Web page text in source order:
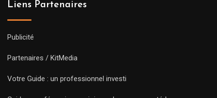
Liens Partenaires
Publicité
Partenaires / KitMedia
Votre Guide : un professionnel investi